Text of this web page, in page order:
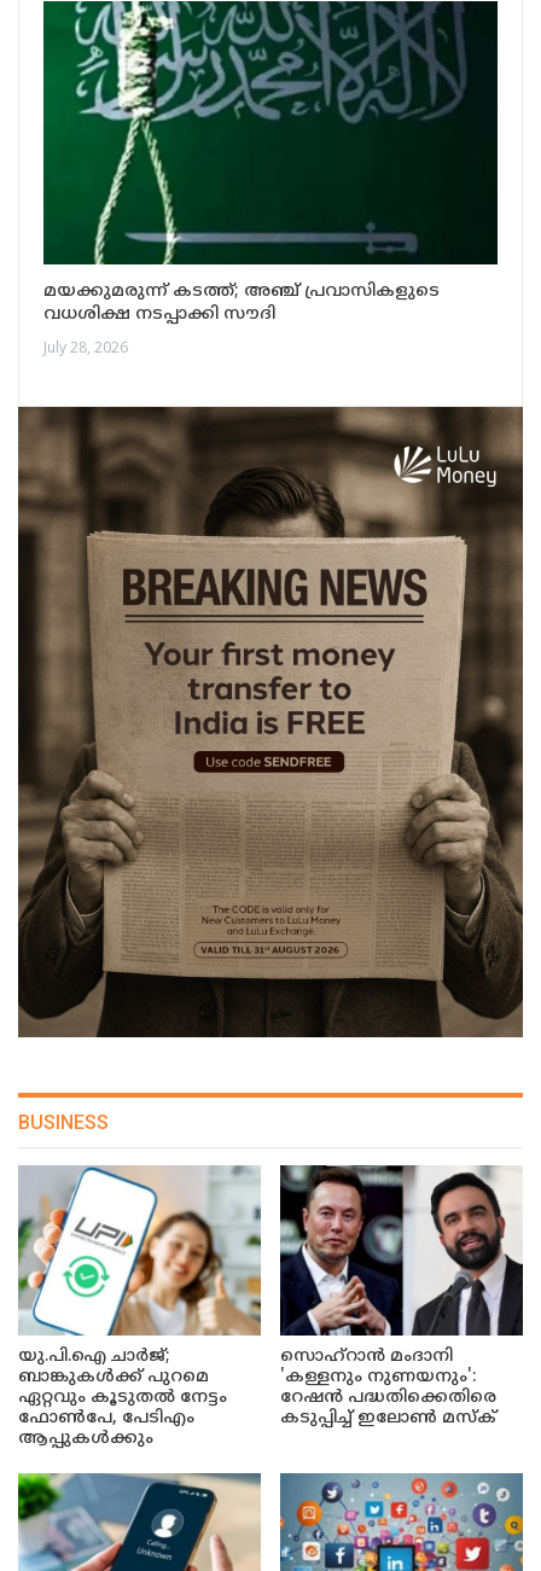
മയക്കുമരുന്ന് കടത്ത്; അഞ്ച് പ്രവാസികളുടെ
വധശിക്ഷ നടപ്പാക്കി സൗദി
July 28, 2026
BUSINESS
യു.പി.ഐ ചാർജ്;
ബാങ്കുകൾക്ക് പുറമെ
ഏറ്റവും കൂടുതൽ നേട്ടം
ഫോൺപേ, പേടിഎം
ആപ്പുകൾക്കും
സൊഹ്റാൻ മംദാനി
'കള്ളനും നുണയനും':
റേഷൻ പദ്ധതിക്കെതിരെ
കടുപ്പിച്ച് ഇലോൺ മസ്ക്